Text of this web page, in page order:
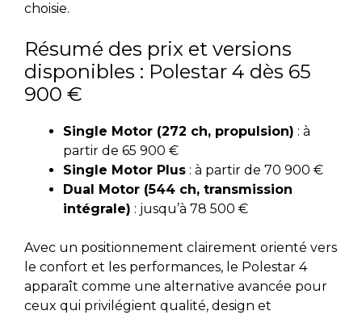
choisie.
Résumé des prix et versions
disponibles : Polestar 4 dès 65
900 €
Single Motor (272 ch, propulsion) : à
partir de 65 900 €
Single Motor Plus : à partir de 70 900 €
Dual Motor (544 ch, transmission
intégrale) : jusqu’à 78 500 €
Avec un positionnement clairement orienté vers
le confort et les performances, le Polestar 4
apparaît comme une alternative avancée pour
ceux qui privilégient qualité, design et